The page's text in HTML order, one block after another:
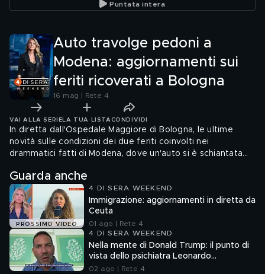
aggiornamenti
Puntata intera
Auto travolge pedoni a
Modena: aggiornamenti sui
feriti ricoverati a Bologna
16 mag | Rete 4
VAI ALLA SERIE LA TUA LISTA CONDIVIDI
In diretta dall'Ospedale Maggiore di Bologna, le ultime
novità sulle condizioni dei due feriti coinvolti nei
drammatici fatti di Modena, dove un'auto si è schiantata
Guarda anche
PROSSIMO VIDEO
4 DI SERA WEEKEND
Immigrazione: aggiornamenti in diretta da
Ceuta
01 ago | Rete 4
4 DI SERA WEEKEND
Nella mente di Donald Trump: il punto di
vista dello psichiatra Leonardo
Mendolicchio
02 ago | Rete 4